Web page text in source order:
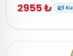
2955 ₺ 1